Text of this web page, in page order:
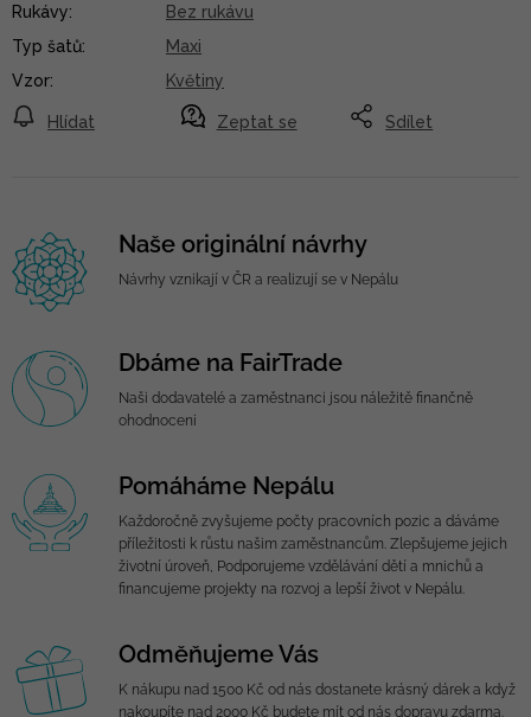
Zeptat se
Hlídat Sdílet
Rukávy:
Bez rukávu
Typ šatů:
Maxi
Vzor: Květiny
Naše originální návrhy
Návrhy vznikají v ČR a realizují se v Nepálu
Dbáme na FairTrade
Naši dodavatelé a zaměstnanci jsou náležitě finančně
ohodnoceni
Pomáháme Nepálu
Každoročně zvyšujeme počty pracovních pozic a dáváme
příležitosti k růstu našim zaměstnancům. Zlepšujeme jejich
životní úroveň, Podporujeme vzdělávání dětí a mnichů a
financujeme projekty na rozvoj a lepší život v Nepálu.
Odměňujeme Vás
K nákupu nad 1500 Kč od nás dostanete krásný dárek a když
nakoupíte nad 2000 Kč budete mít od nás dopravu zdarma.